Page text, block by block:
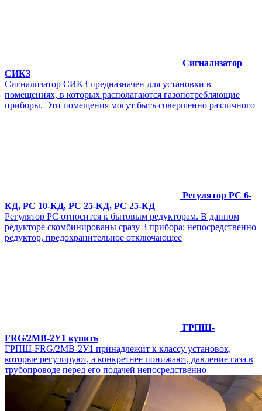
Сигнализатор
СИКЗ
Сигнализатор СИКЗ предназначен для установки в
помещениях, в которых располагаются газопотребляющие
приборы. Эти помещения могут быть совершенно различного
Регулятор РС 6-
КД, РС 10-КД, РС 25-КД, РС 25-КД
Регулятор РС относится к бытовым редукторам. В данном
редукторе скомбинированы сразу 3 прибора: непосредственно
редуктор, предохранительное отключающее
ГРПШ-
FRG/2MB-2У1 купить
ГРПШ-FRG/2MB-2У1 принадлежит к классу установок,
которые регулируют, а конкретнее понижают, давление газа в
трубопроводе перед его подачей непосредственно